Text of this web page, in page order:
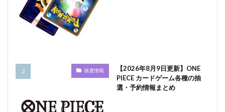
抽選情報
【2026年8月9日更新】ONE
PIECE カードゲーム各種の抽
選・予約情報まとめ